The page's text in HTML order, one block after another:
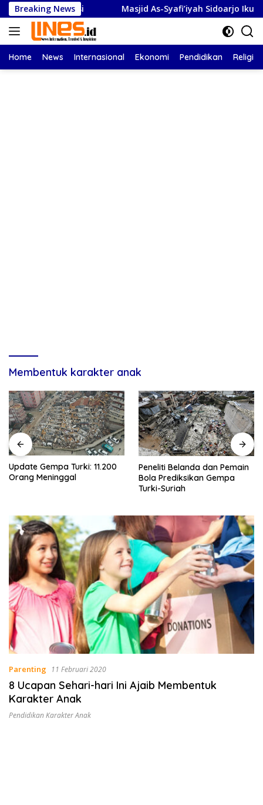
Langsung
ke
konten
Breaking News
Apresiasi Masjid As-Syafi’iyah Sidoarjo Ikuti
Home News Internasional Ekonomi Pendidikan Religi
Membentuk karakter anak
Update Gempa Turki: 11.200
Orang Meninggal
Peneliti Belanda dan Pemain
Bola Prediksikan Gempa
Turki-Suriah
Parenting 11 Februari 2020
8 Ucapan Sehari-hari Ini Ajaib Membentuk
Karakter Anak
Pendidikan Karakter Anak